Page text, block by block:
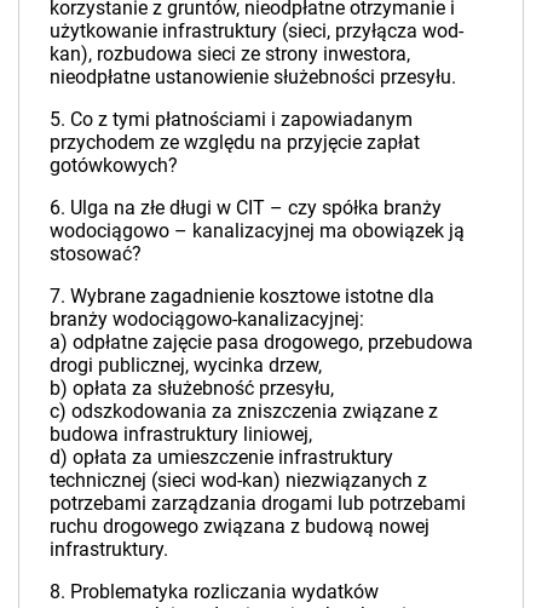
korzystanie z gruntów, nieodpłatne otrzymanie i
użytkowanie infrastruktury (sieci, przyłącza wod-
kan), rozbudowa sieci ze strony inwestora,
nieodpłatne ustanowienie służebności przesyłu.
5. Co z tymi płatnościami i zapowiadanym
przychodem ze względu na przyjęcie zapłat
gotówkowych?
6. Ulga na złe długi w CIT – czy spółka branży
wodociągowo – kanalizacyjnej ma obowiązek ją
stosować?
7. Wybrane zagadnienie kosztowe istotne dla
branży wodociągowo-kanalizacyjnej:
a) odpłatne zajęcie pasa drogowego, przebudowa
drogi publicznej, wycinka drzew,
b) opłata za służebność przesyłu,
c) odszkodowania za zniszczenia związane z
budowa infrastruktury liniowej,
d) opłata za umieszczenie infrastruktury
technicznej (sieci wod-kan) niezwiązanych z
potrzebami zarządzania drogami lub potrzebami
ruchu drogowego związana z budową nowej
infrastruktury.
8. Problematyka rozliczania wydatków